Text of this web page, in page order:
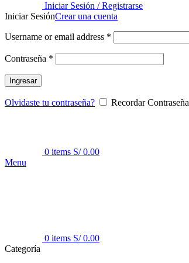
Iniciar Sesión / Registrarse
Iniciar SesiónCrear una cuenta
Username or email address *
Contraseña *
Ingresar
Olvidaste tu contraseña? Recordar Contraseña
0 items S/0.00
Menu
0 items S/0.00
Categoría